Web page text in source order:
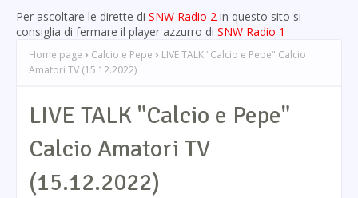
Per ascoltare le dirette di SNW Radio 2 in questo sito si
consiglia di fermare il player azzurro di SNW Radio 1
Home page Calcio e Pepe
LIVE TALK "Calcio e Pepe" Calcio
Amatori TV (15.12.2022)
LIVE TALK "Calcio e Pepe"
Calcio Amatori TV
(15.12.2022)